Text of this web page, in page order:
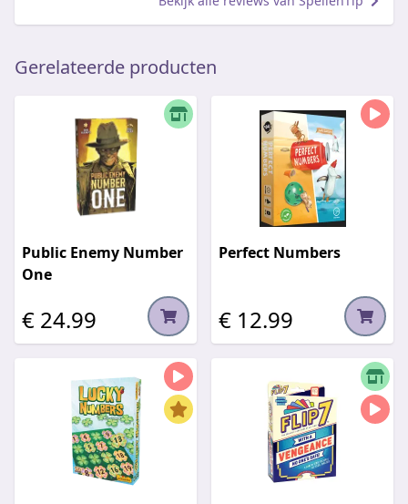
Gerelateerde producten
Public Enemy Number
One
€ 24.99
Perfect Numbers
€ 12.99